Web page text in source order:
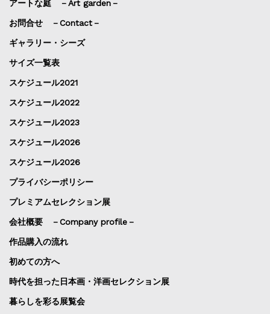
アートな庭 －Art garden－
お問合せ －Contact－
ギャラリー・シーズ
サイズ一覧表
スケジュール2021
スケジュール2022
スケジュール2023
スケジュール2026
スケジュール2026
プライバシーポリシー
プレミアムセレクション展
会社概要 －Company profile－
作品購入の流れ
初めての方へ
時代を担った日本画・洋画セレクション展
暮らしを彩る展覧会